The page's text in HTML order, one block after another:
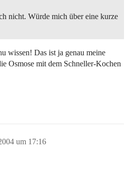
nicht. Würde mich über eine kurze
wissen! Das ist ja genau meine
Osmose mit dem Schneller-Kochen
um 17:16